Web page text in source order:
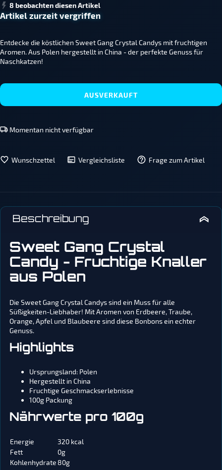
8 beobachten diesen Artikel
Artikel zurzeit vergriffen
Entdecke die köstlichen Sweet Gang Crystal Candys mit fruchtigen
Aromen. Aus Polen hergestellt in China - der perfekte Genuss für
Naschkatzen!
AUSVERKAUFT
Momentan nicht verfügbar
Wunschzettel Vergleichsliste Frage zum Artikel
Beschreibung
Sweet Gang Crystal
Candy - Fruchtige Knaller
aus Polen
Die Sweet Gang Crystal Candys sind ein Muss für alle
Süßigkeiten-Liebhaber! Mit Aromen von Erdbeere, Traube,
Orange, Apfel und Blaubeere sind diese Bonbons ein echter
Genuss.
Highlights
Ursprungsland: Polen
Hergestellt in China
Fruchtige Geschmackserlebnisse
100g Packung
Nährwerte pro 100g
Energie
320 kcal
Fett
0g
Kohlenhydrate 80g